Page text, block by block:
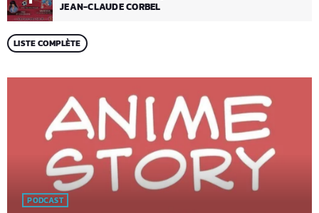
JEAN-CLAUDE CORBEL
LISTE COMPLÈTE
PODCAST